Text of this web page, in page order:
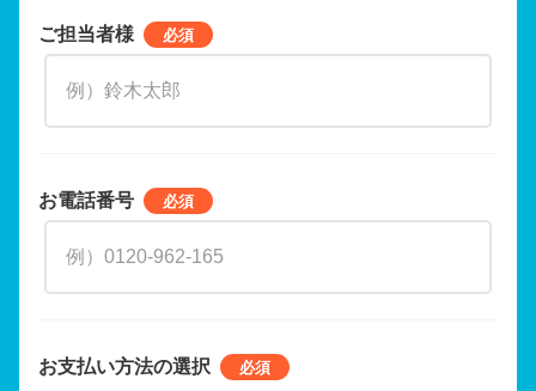
ご担当者様
お電話番号
お支払い方法の選択